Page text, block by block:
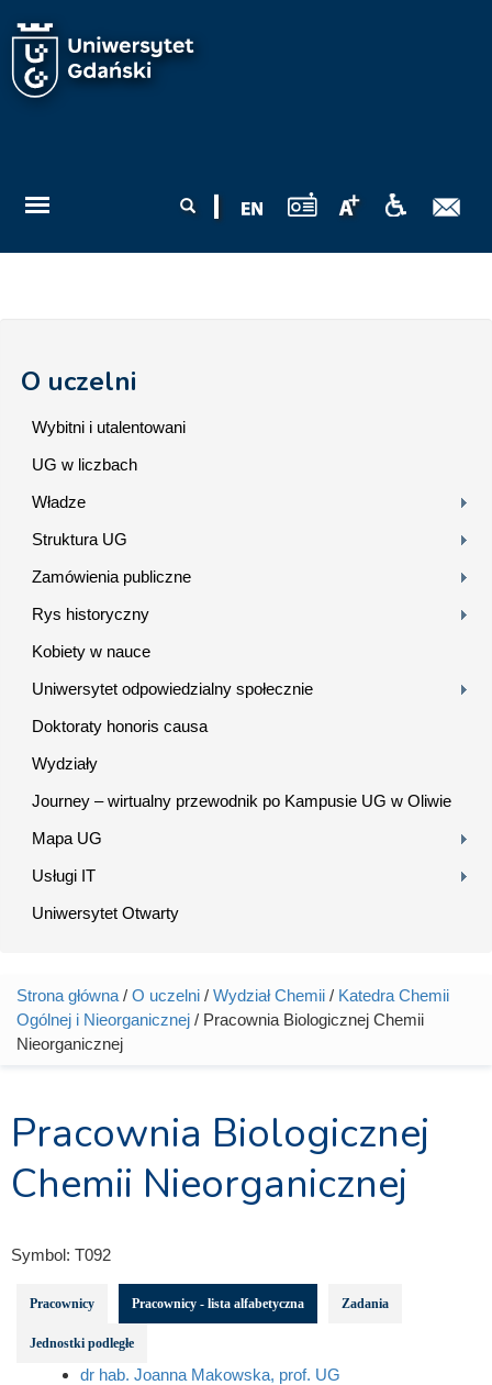
wyszukiwania
O uczelni
Wybitni i utalentowani
UG w liczbach
Władze
Struktura UG
Zamówienia publiczne
Rys historyczny
Kobiety w nauce
Uniwersytet odpowiedzialny społecznie
Doktoraty honoris causa
Wydziały
Journey – wirtualny przewodnik po Kampusie UG w Oliwie
Mapa UG
Usługi IT
Uniwersytet Otwarty
Jesteś tutaj
Strona główna / O uczelni / Wydział Chemii / Katedra Chemii
Ogólnej i Nieorganicznej / Pracownia Biologicznej Chemii
Nieorganicznej
Pracownia Biologicznej
Chemii Nieorganicznej
Symbol: T092
Pracownicy Pracownicy - lista alfabetyczna Zadania
Jednostki podległe
dr hab. Joanna Makowska, prof. UG